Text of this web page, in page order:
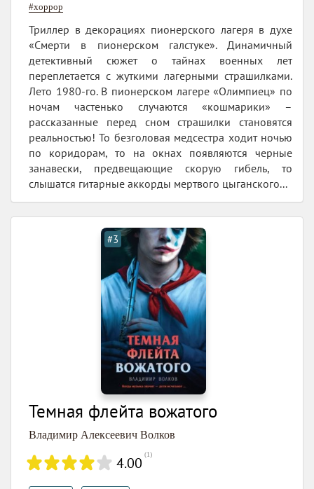
#хоррор
Триллер в декорациях пионерского лагеря в духе
«Смерти в пионерском галстуке». Динамичный
детективный сюжет о тайнах военных лет
переплетается с жуткими лагерными страшилками.
Лето 1980-го. В пионерском лагере «Олимпиец» по
ночам частенько случаются «кошмарики» –
рассказанные перед сном страшилки становятся
реальностью! То безголовая медсестра ходит ночью
по коридорам, то на окнах появляются черные
занавески, предвещающие скорую гибель, то
слышатся гитарные аккорды мертвого цыганского...
#3
Темная флейта вожатого
Владимир Алексеевич Волков
4.00 (1)